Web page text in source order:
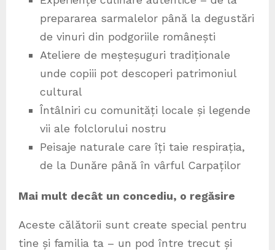
prepararea sarmalelor până la degustări
de vinuri din podgoriile românești
Ateliere de meșteșuguri tradiționale
unde copiii pot descoperi patrimoniul
cultural
Întâlniri cu comunități locale și legende
vii ale folclorului nostru
Peisaje naturale care îți taie respirația,
de la Dunăre până în vârful Carpaților
Mai mult decât un concediu, o regăsire
Aceste călătorii sunt create special pentru
tine și familia ta – un pod între trecut și